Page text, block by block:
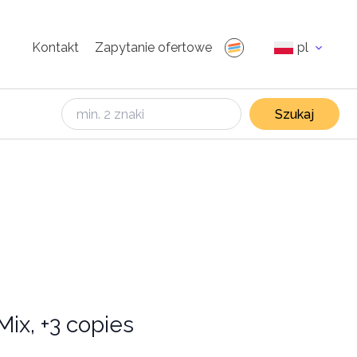
Kontakt Zapytanie ofertowe pl
Szukaj
+3 copies